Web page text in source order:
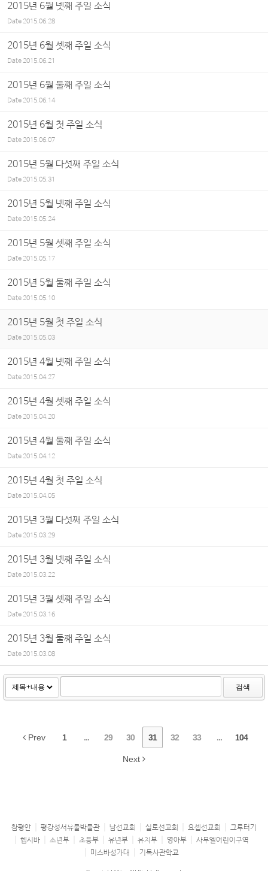
2015년 6월 넷째 주일 소식
Date2015.06.28
2015년 6월 셋째 주일 소식
Date2015.06.21
2015년 6월 둘째 주일 소식
Date2015.06.14
2015년 6월 첫 주일 소식
Date2015.06.07
2015년 5월 다섯째 주일 소식
Date2015.05.31
2015년 5월 넷째 주일 소식
Date2015.05.24
2015년 5월 셋째 주일 소식
Date2015.05.17
2015년 5월 둘째 주일 소식
Date2015.05.10
2015년 5월 첫 주일 소식
Date 2015.05.03
2015년 4월 넷째 주일 소식
Date2015.04.27
2015년 4월 셋째 주일 소식
Date2015.04.20
2015년 4월 둘째 주일 소식
Date2015.04.12
2015년 4월 첫 주일 소식
Date2015.04.05
2015년 3월 다섯째 주일 소식
Date2015.03.29
2015년 3월 넷째 주일 소식
Date2015.03.22
2015년 3월 셋째 주일 소식
Date2015.03.16
2015년 3월 둘째 주일 소식
Date2015.03.08
검색
Prev 1 ... 29 30 31 32 33 ... 104
Next
참평안 평강성서유물박물관 남선교회 실로선교회 요셉선교회
그루터기
헵시바
소년부 초등부 유년부 유치부 영아부
사무엘어린이구역
미스바성가대
기독사관학교